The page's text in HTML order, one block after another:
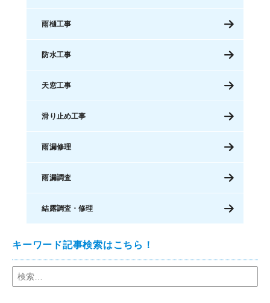
雨樋工事
防水工事
天窓工事
滑り止め工事
雨漏修理
雨漏調査
結露調査・修理
キーワード記事検索はこちら！